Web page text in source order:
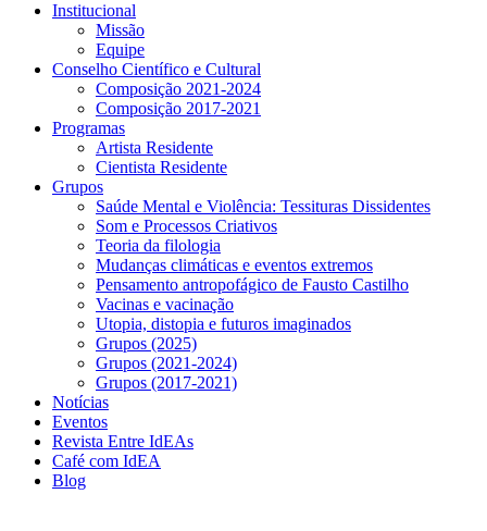
Institucional
Missão
Equipe
Conselho Científico e Cultural
Composição 2021-2024
Composição 2017-2021
Programas
Artista Residente
Cientista Residente
Grupos
Saúde Mental e Violência: Tessituras Dissidentes
Som e Processos Criativos
Teoria da filologia
Mudanças climáticas e eventos extremos
Pensamento antropofágico de Fausto Castilho
Vacinas e vacinação
Utopia, distopia e futuros imaginados
Grupos (2025)
Grupos (2021-2024)
Grupos (2017-2021)
Notícias
Eventos
Revista Entre IdEAs
Café com IdEA
Blog